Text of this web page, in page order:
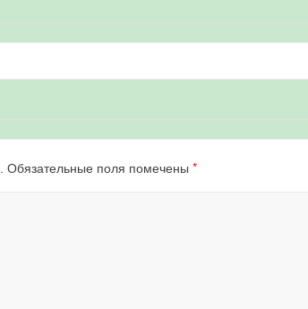
Обязательные поля помечены *